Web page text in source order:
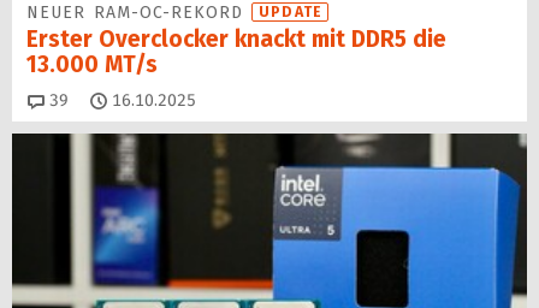
NEUER RAM-OC-REKORD UPDATE
Erster Overclocker knackt mit DDR5 die
13.000 MT/s
39 Kommentare
16.10.2025